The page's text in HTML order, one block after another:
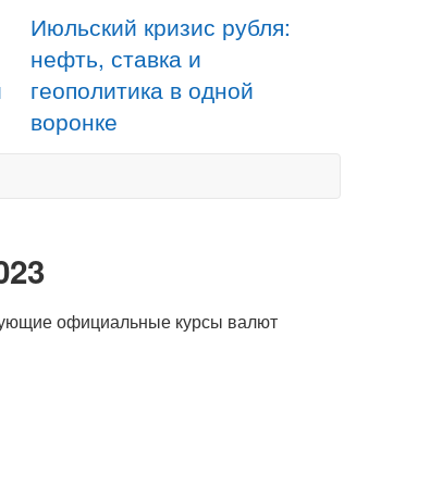
Июльский кризис рубля:
нефть, ставка и
геополитика в одной
воронке
официальные курсы валют